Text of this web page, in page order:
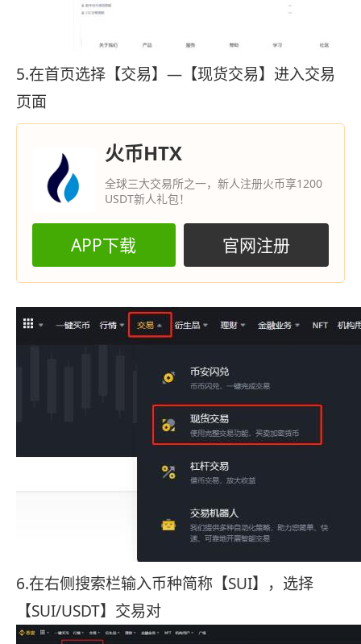
5.在首页选择【交易】—【现货交易】进入交易
页面
火币HTX
全球三大交易所之一，新人注册火币享1200
USDT新人礼包！
APP下载 官网注册
6.在右侧搜索栏输入币种简称【SUI】，选择
【SUI/USDT】交易对